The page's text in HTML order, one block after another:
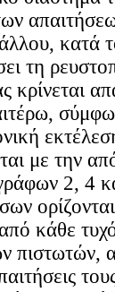
κατά
τη
κρίνεται
με την
2, 4
κάθε
πιστωτών,